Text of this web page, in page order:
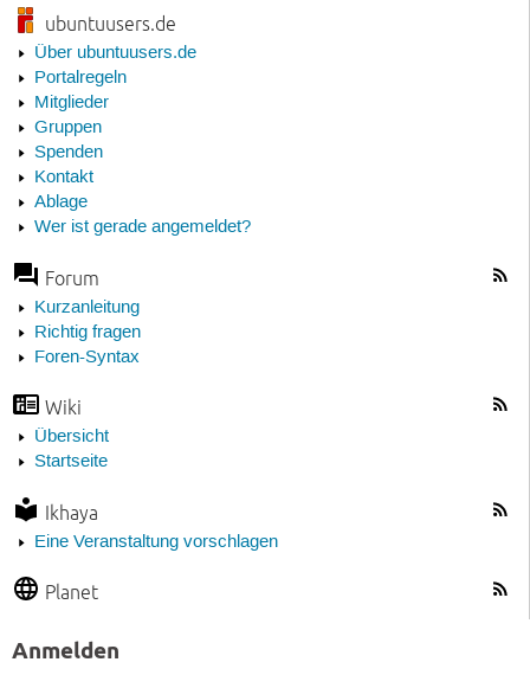
ubuntuusers.de
Über ubuntuusers.de
Portalregeln
Mitglieder
Gruppen
Spenden
Kontakt
Ablage
Wer ist gerade angemeldet?
Forum
Kurzanleitung
Richtig fragen
Foren-Syntax
Wiki
Übersicht
Startseite
Ikhaya
Eine Veranstaltung vorschlagen
Planet
Anmelden